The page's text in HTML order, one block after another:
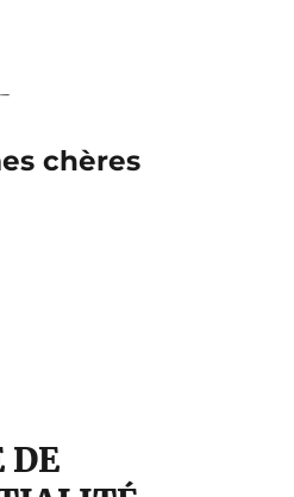
chères
DE